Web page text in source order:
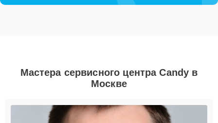
Мастера сервисного центра Candy в
Москве